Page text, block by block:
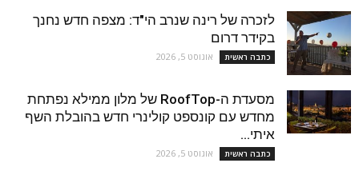
לזכרה של רינה שנרב הי"ד: מצפה חדש נחנך
בקידר דרום
כתבה ראשית אוגוסט 5, 2026
מסעדת ה-RoofTop של מלון ממילא נפתחת
מחדש עם קונספט קולינרי חדש בהובלת השף
איתי...
כתבה ראשית אוגוסט 5, 2026